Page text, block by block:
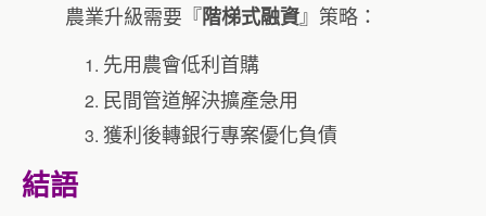
農業升級需要『階梯式融資』策略：
先用農會低利首購
民間管道解決擴產急用
獲利後轉銀行專案優化負債
結語